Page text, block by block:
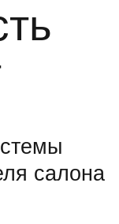
салона